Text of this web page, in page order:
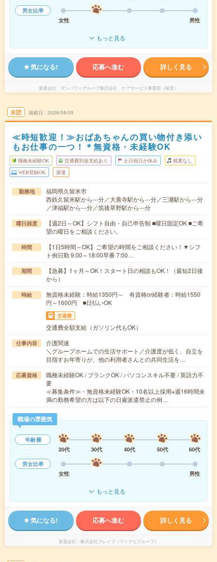
男女比率
女性
男性
もっと見る
気になる! 応募へ進む 詳しく見る
派遣会社 マンパワーグループ株式会社 ケアサービス事業部（保育）
未読 掲載日 2026/08/05
≪時短歓迎！≫おばあちゃんの買い物付き添い
もお仕事の一つ！＊無資格・未経験OK
職種未経験OK 交通費別途支給あり 土日祝日が休み 残業なし
WEB登録OK 派遣
勤務地
福岡県久留米市
西鉄久留米駅から---分／大善寺駅から---分／三潴駅から---分
／津福駅から---分／筑後草野駅から---分
曜日頻度
【週2日～OK】シフト自由・自己申告制 ■曜日固定OK ■ご希
望の曜日をご相談ください。
時間
【1日5時間～OK】ご希望の時間をご相談ください！▼シフ
ト例日勤 9:00～18:00早番 7:00…
期間
【急募】1ヶ月～OK！スタート日の相談もOK！（最短2日後
から）
時給
無資格未経験：時給1350円～ 有資格or経験者：時給1550
円～1600円 ■日払いOK
交通費
交通費全額支給（ガソリン代もOK）
仕事内容
介護関連
＼グループホームでの生活サポート／介護度が低く、自立を
目指すお年寄りが、他の利用者さんとの共同生活を…
応募資格
職種未経験OK / ブランクOK / パソコンスキル不要 / 英語力不
要
≪募集条件≫・無資格未経験OK・10名以上採用※週16時間未
満の勤務希望の方は以下の日雇派遣禁止の例…
職場の雰囲気
年齢層
20代
30代 40代 50代
60代
男女比率
女性
男性
もっと見る
気になる! 応募へ進む 詳しく見る
派遣会社 株式会社ブレイブ（マイナビグループ）